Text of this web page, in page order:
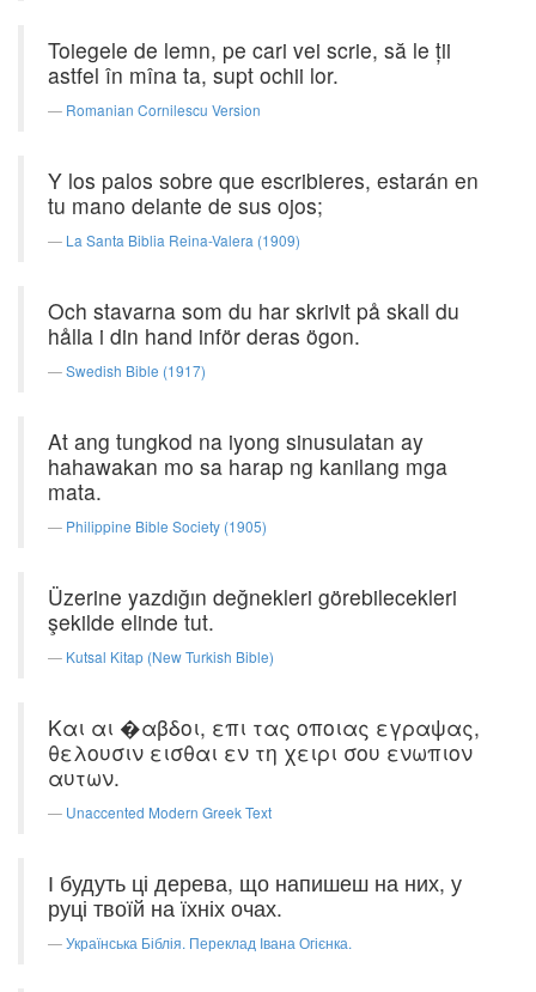
Toiegele de lemn, pe cari vei scrie, să le ţii
astfel în mîna ta, supt ochii lor.
Romanian Cornilescu Version
Y los palos sobre que escribieres, estarán en
tu mano delante de sus ojos;
La Santa Biblia Reina-Valera (1909)
Och stavarna som du har skrivit på skall du
hålla i din hand inför deras ögon.
Swedish Bible (1917)
At ang tungkod na iyong sinusulatan ay
hahawakan mo sa harap ng kanilang mga
mata.
Philippine Bible Society (1905)
Üzerine yazdığın değnekleri görebilecekleri
şekilde elinde tut.
Kutsal Kitap (New Turkish Bible)
Και αι �αβδοι, επι τας οποιας εγραψας,
θελουσιν εισθαι εν τη χειρι σου ενωπιον
αυτων.
Unaccented Modern Greek Text
І будуть ці дерева, що напишеш на них, у
руці твоїй на їхніх очах.
Українська Біблія. Переклад Івана Огієнка.